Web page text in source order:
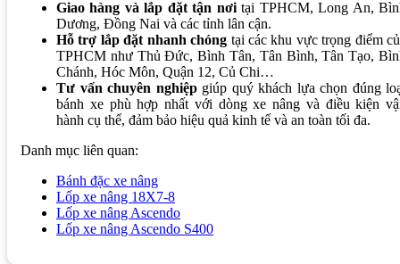
Giao hàng và lắp đặt tận nơitại TPHCM, Long An,
Dương, Đồng Nai và các tỉnh lân cận.
Hỗ trợ lắp đặt nhanh chóng tại các khu vực trọng điểm
TPHCM như Thủ Đức, Bình Tân, Tân Bình, Tân Tạo,
Chánh, Hóc Môn, Quận 12, Củ Chi…
Tư vấn chuyên nghiệpgiúp quý khách lựa chọn đúng
bánh xe phù hợp nhất với dòng xe nâng và điều kiện
hành cụ thể, đảm bảo hiệu quả kinh tế và an toàn tối đa.
Danh mục liên quan:
Bánh đặc xe nâng
Lốp xe nâng 18X7-8
Lốp xe nâng Ascendo
Lốp xe nâng Ascendo S400